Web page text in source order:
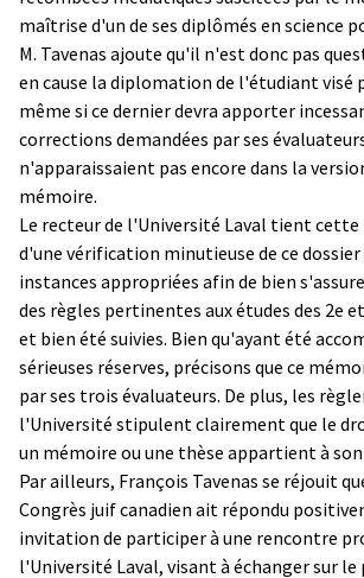
maîtrise d'un de ses diplômés en science
M. Tavenas ajoute qu'il n'est donc pas
en cause la diplomation de l'étudiant visé
même si ce dernier devra apporter
corrections demandées par ses
n'apparaissaient pas encore dans la
mémoire.
Le recteur de l'Université Laval tient
d'une vérification minutieuse de ce dossier
instances appropriées afin de bien
des règles pertinentes aux études des 2e
et bien été suivies. Bien qu'ayant été
sérieuses réserves, précisons que ce
par ses trois évaluateurs. De plus, les
l'Université stipulent clairement que le
un mémoire ou une thèse appartient à
Par ailleurs, François Tavenas se réjouit
Congrès juif canadien ait répondu
invitation de participer à une rencontre
l'Université Laval, visant à échanger sur le